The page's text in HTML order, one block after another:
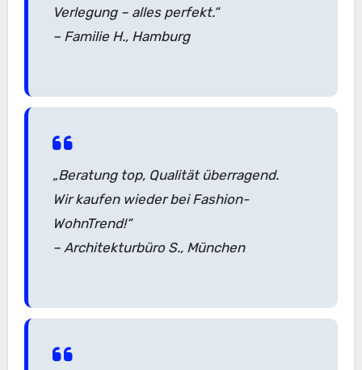
Verlegung – alles perfekt.“
– Familie H., Hamburg
„Beratung top, Qualität überragend.
Wir kaufen wieder bei Fashion-
WohnTrend!“
– Architekturbüro S., München